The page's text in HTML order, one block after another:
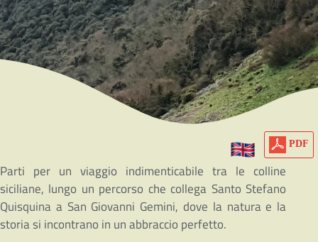
PDF
Parti per un viaggio indimenticabile tra le colline
siciliane, lungo un percorso che collega Santo Stefano
Quisquina a San Giovanni Gemini, dove la natura e la
storia si incontrano in un abbraccio perfetto.